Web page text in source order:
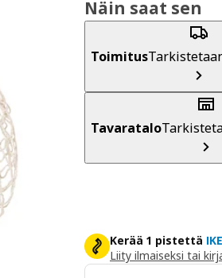
Näin saat sen
Toimitus
Tavaratalo
Kerää 1 pistettä
Liity ilmaiseksi tai